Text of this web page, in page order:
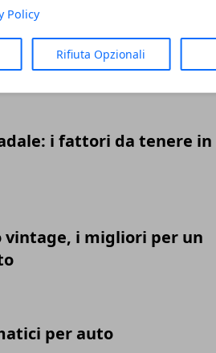
Policy
Rifiuta Opzionali
in Europa ad Aprile 2022
i fattori da tenere in
vintage, i migliori per un
per auto